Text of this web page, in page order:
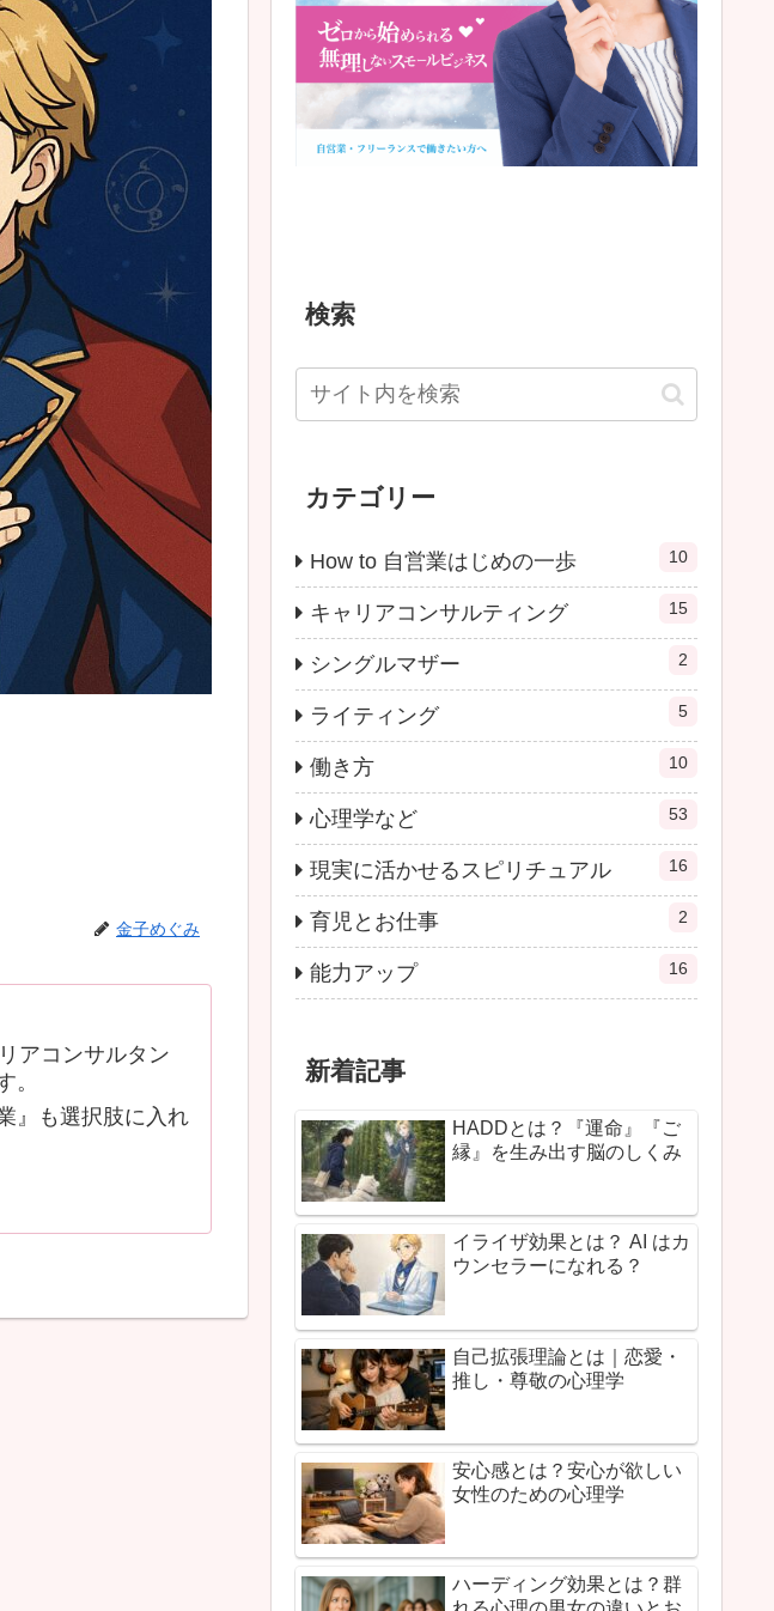
金子めぐみ
アコンサルタン
。
』も選択肢に入れ
検索
カテゴリー
How to 自営業はじめの一歩 10
キャリアコンサルティング 15
シングルマザー 2
ライティング 5
働き方 10
心理学など 53
現実に活かせるスピリチュアル 16
育児とお仕事 2
能力アップ 16
新着記事
HADDとは？『運命』『ご
縁』を生み出す脳のしくみ
イライザ効果とは？ AI はカ
ウンセラーになれる？
自己拡張理論とは｜恋愛・
推し・尊敬の心理学
安心感とは？安心が欲しい
女性のための心理学
ハーディング効果とは？群